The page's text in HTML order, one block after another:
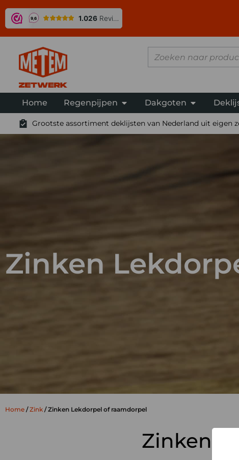
Home Regenpijpen Dakgoten
Grootste assortiment deklijsten van Nederland uit eigen
Zinken
Home /Zink / Zinken Lekdorpel of raamdorpel
Zinken